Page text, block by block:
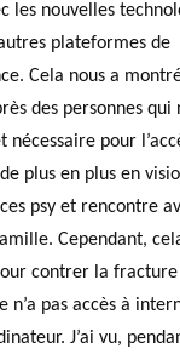
les nouvelles
plateformes de
Cela nous a
des personnes qui
nécessaire pour
plus en plus en
psy et rencontre
Cependant,
contrer la
n’a pas accès à
J’ai vu,